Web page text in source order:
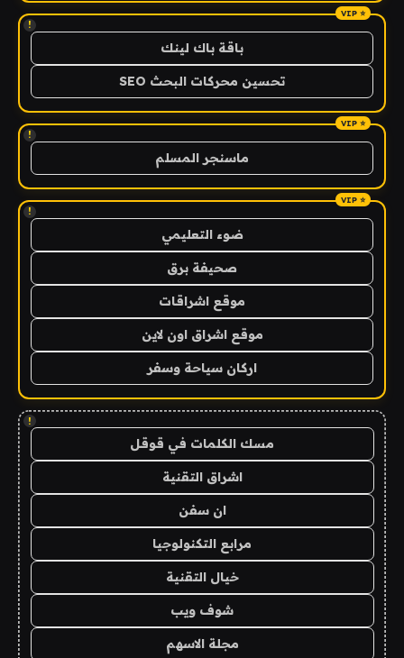
!
باقة باك لينك
تحسين محركات البحث SEO
!
ماسنجر المسلم
!
ضوء التعليمي
صحيفة برق
موقع اشراقات
موقع اشراق اون لاين
اركان سياحة وسفر
!
مسك الكلمات في قوقل
اشراق التقنية
ان سفن
مرابع التكنولوجيا
خيال التقنية
شوف ويب
مجلة الاسهم